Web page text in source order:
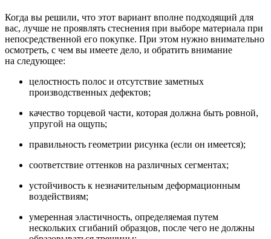
Когда вы решили, что этот вариант вполне подходящий для
вас, лучше не проявлять стеснения при выборе материала при
непосредственной его покупке. При этом нужно внимательно
осмотреть, с чем вы имеете дело, и обратить внимание
на следующее:
целостность полос и отсутствие заметных
производственных дефектов;
качество торцевой части, которая должна быть ровной,
упругой на ощупь;
правильность геометрии рисунка (если он имеется);
соответствие оттенков на различных сегментах;
устойчивость к незначительным деформационным
воздействиям;
умеренная эластичность, определяемая путем
нескольких сгибаний образцов, после чего не должны